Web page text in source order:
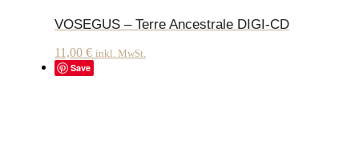
VOSEGUS – Terre Ancestrale DIGI-CD
11,00 € inkl. MwSt.
Save